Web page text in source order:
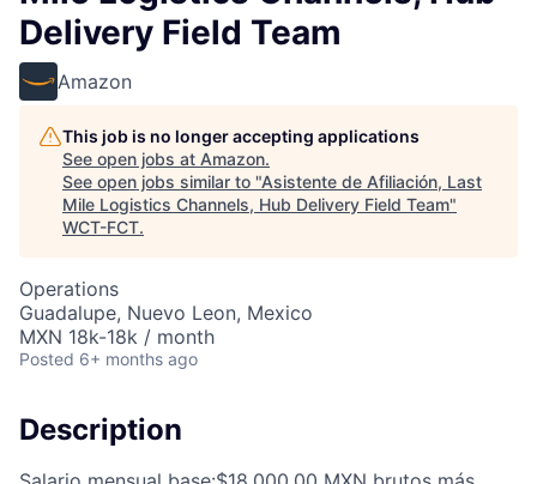
Delivery Field Team
Amazon
This job is no longer accepting applications
See open jobs at Amazon.
See open jobs similar to "Asistente de Afiliación, Last
Mile Logistics Channels, Hub Delivery Field Team"
WCT-FCT.
Operations
Guadalupe, Nuevo Leon, Mexico
MXN 18k-18k / month
Posted 6+ months ago
Description